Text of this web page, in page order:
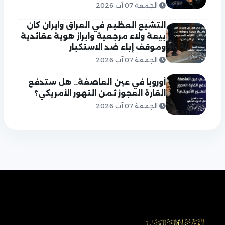
الجمعة 07 آب 2026
التشيع العظيم في العراق وايران كان
بيعة ولاء مرجعية وابراز هوية عقائدية
وموقف إباء ضد الاستكبار
الجمعة 07 آب 2026
أوروبا في عين العاصفة.. هل ستدفع
القارة العجوز ثمن التهور الأمريكي؟
الجمعة 07 آب 2026